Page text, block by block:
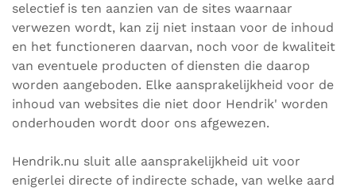
selectief is ten aanzien van de sites waarnaar
verwezen wordt, kan zij niet instaan voor de inhoud
en het functioneren daarvan, noch voor de kwaliteit
van eventuele producten of diensten die daarop
worden aangeboden. Elke aansprakelijkheid voor de
inhoud van websites die niet door Hendrik' worden
onderhouden wordt door ons afgewezen.
Hendrik.nu sluit alle aansprakelijkheid uit voor
enigerlei directe of indirecte schade, van welke aard